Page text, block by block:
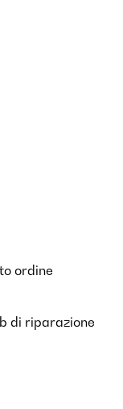
ordine
di riparazione